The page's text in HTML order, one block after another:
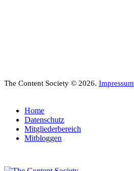
The Content Society © 2026. Impressum
Home
Datenschutz
Mitgliederbereich
Mitbloggen